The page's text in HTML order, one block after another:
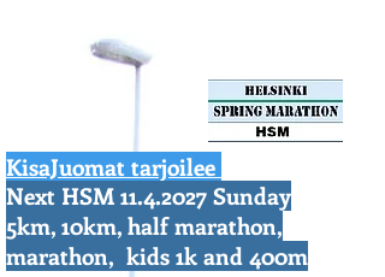
KisaJuomat tarjoilee
https://aonach.xyz/
Next HSM 11.4.2027 Sunday
5km, 10km, half marathon,
marathon, kids 1k and 400m